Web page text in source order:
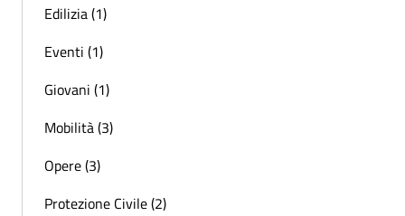
Edilizia (1)
Eventi (1)
Giovani (1)
Mobilità (3)
Opere (3)
Protezione Civile (2)